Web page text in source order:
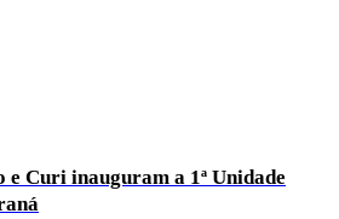
Curi inauguram a 1ª Unidade